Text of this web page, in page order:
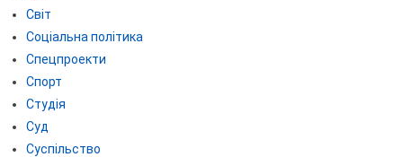
Світ
Соціальна політика
Спецпроекти
Спорт
Студія
Суд
Суспільство